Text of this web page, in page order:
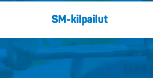
SM-kilpailut